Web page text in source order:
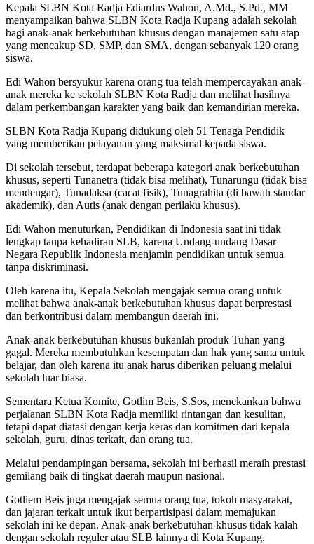
Kepala SLBN Kota Radja Ediardus Wahon, A.Md., S.Pd., MM
menyampaikan bahwa SLBN Kota Radja Kupang adalah sekolah
bagi anak-anak berkebutuhan khusus dengan manajemen satu atap
yang mencakup SD, SMP, dan SMA, dengan sebanyak 120 orang
siswa.
Edi Wahon bersyukur karena orang tua telah mempercayakan anak-
anak mereka ke sekolah SLBN Kota Radja dan melihat hasilnya
dalam perkembangan karakter yang baik dan kemandirian mereka.
SLBN Kota Radja Kupang didukung oleh 51 Tenaga Pendidik
yang memberikan pelayanan yang maksimal kepada siswa.
Di sekolah tersebut, terdapat beberapa kategori anak berkebutuhan
khusus, seperti Tunanetra (tidak bisa melihat), Tunarungu (tidak bisa
mendengar), Tunadaksa (cacat fisik), Tunagrahita (di bawah standar
akademik), dan Autis (anak dengan perilaku khusus).
Edi Wahon menuturkan, Pendidikan di Indonesia saat ini tidak
lengkap tanpa kehadiran SLB, karena Undang-undang Dasar
Negara Republik Indonesia menjamin pendidikan untuk semua
tanpa diskriminasi.
Oleh karena itu, Kepala Sekolah mengajak semua orang untuk
melihat bahwa anak-anak berkebutuhan khusus dapat berprestasi
dan berkontribusi dalam membangun daerah ini.
Anak-anak berkebutuhan khusus bukanlah produk Tuhan yang
gagal. Mereka membutuhkan kesempatan dan hak yang sama untuk
belajar, dan oleh karena itu anak harus diberikan peluang melalui
sekolah luar biasa.
Sementara Ketua Komite, Gotlim Beis, S.Sos, menekankan bahwa
perjalanan SLBN Kota Radja memiliki rintangan dan kesulitan,
tetapi dapat diatasi dengan kerja keras dan komitmen dari kepala
sekolah, guru, dinas terkait, dan orang tua.
Melalui pendampingan bersama, sekolah ini berhasil meraih prestasi
gemilang baik di tingkat daerah maupun nasional.
Gotliem Beis juga mengajak semua orang tua, tokoh masyarakat,
dan jajaran terkait untuk ikut berpartisipasi dalam memajukan
sekolah ini ke depan. Anak-anak berkebutuhan khusus tidak kalah
dengan sekolah reguler atau SLB lainnya di Kota Kupang.